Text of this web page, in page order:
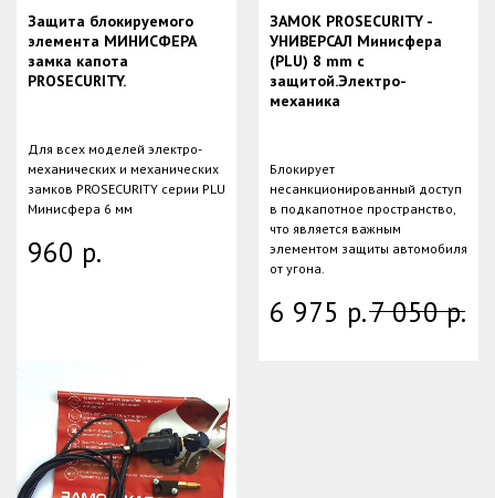
Защита блокируемого
элемента МИНИСФЕРА
замка капота
PROSECURITY.
Для всех моделей электро-
механических и механических
замков PROSECURITY серии PLU
Минисфера 6 мм
960 р.
ЗАМОК PROSECURITY -
УНИВЕРСАЛ Минисфера
(PLU) 8 mm с
защитой.Электро-
механика
Блокирует
несанкционированный доступ
в подкапотное пространство,
что является важным
элементом защиты автомобиля
от угона.
6 975 р.7 050 р.